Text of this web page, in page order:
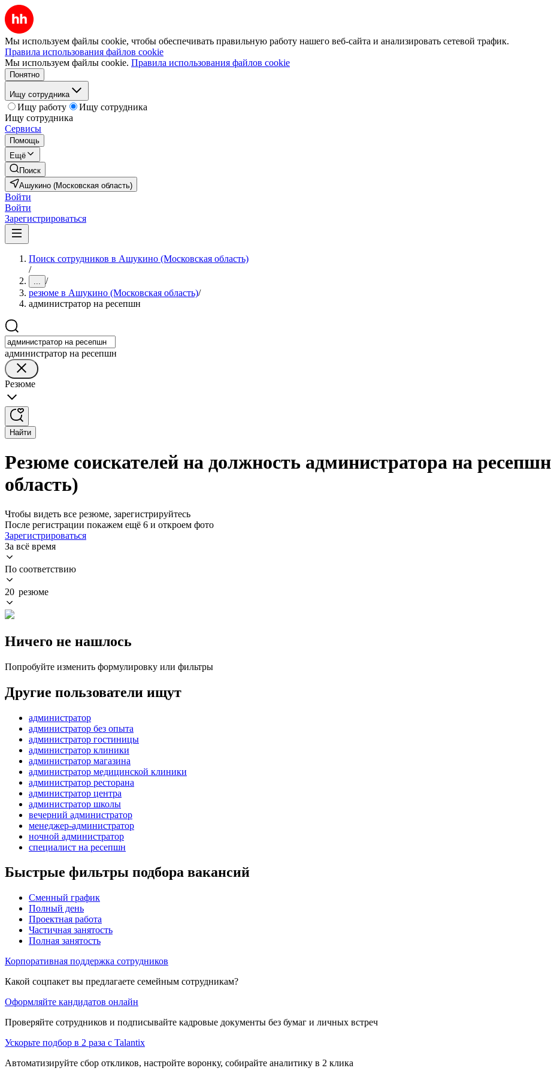
Мы используем файлы cookie, чтобы обеспечивать правильную работу нашего веб-сайта и анализировать сетевой трафик.
Правила использования файлов cookie
Мы используем файлы cookie. Правила использования файлов cookie
Понятно
Ищу сотрудника
Ищу работу
Ищу сотрудника
Ищу сотрудника
Сервисы
Помощь
Ещё
Поиск
Ашукино (Московская область)
Войти
Войти
Зарегистрироваться
Поиск сотрудников в Ашукино (Московская область)
/
... /
резюме в Ашукино (Московская область)/
администратор на ресепшн
администратор на ресепшн
Резюме
Найти
Резюме соискателей на должность администратора на
область)
Чтобы видеть все резюме, зарегистрируйтесь
После регистрации покажем ещё 6 и откроем фото
Зарегистрироваться
За всё время
По соответствию
20 резюме
Ничего не нашлось
Попробуйте изменить формулировку или фильтры
Другие пользователи ищут
администратор
администратор без опыта
администратор гостиницы
администратор клиники
администратор магазина
администратор медицинской клиники
администратор ресторана
администратор центра
администратор школы
вечерний администратор
менеджер-администратор
ночной администратор
специалист на ресепшн
Быстрые фильтры подбора вакансий
Сменный график
Полный день
Проектная работа
Частичная занятость
Полная занятость
Корпоративная поддержка сотрудников
Какой соцпакет вы предлагаете семейным сотрудникам?
Оформляйте кандидатов онлайн
Проверяйте сотрудников и подписывайте кадровые документы без бумаг и личных встреч
Ускорьте подбор в 2 раза с Talantix
Автоматизируйте сбор откликов, настройте воронку, собирайте аналитику в 2 клика